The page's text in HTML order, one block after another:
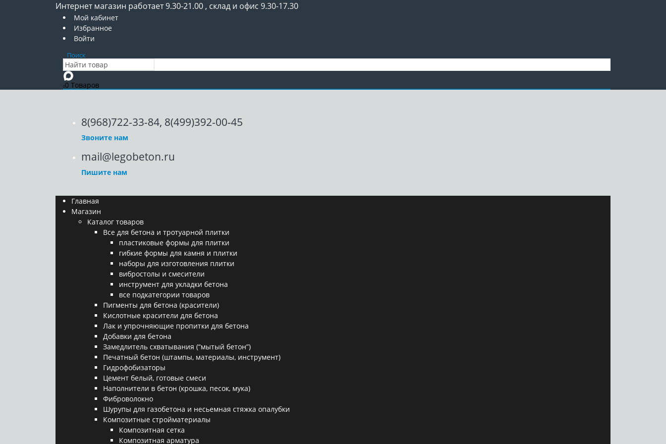
Интернет магазин работает 9.30-21.00 , склад и офис 9.30-17.30
Мой кабинет
Избранное
Войти
Поиск
00 Товаров
8(968)722-33-84, 8(499)392-00-45
Звоните нам
mail@legobeton.ru
Пишите нам
Главная
Магазин
Каталог товаров
Все для бетона и тротуарной плитки
пластиковые формы для плитки
гибкие формы для камня и плитки
наборы для изготовления плитки
вибростолы и смесители
инструмент для укладки бетона
все подкатегории товаров
Пигменты для бетона (красители)
Кислотные красители для бетона
Лак и упрочняющие пропитки для бетона
Добавки для бетона
Замедлитель схватывания (“мытый бетон”)
Печатный бетон (штампы, материалы, инструмент)
Гидрофобизаторы
Цемент белый, готовые смеси
Наполнители в бетон (крошка, песок, мука)
Фиброволокно
Шурупы для газобетона и несьемная стяжка опалубки
Композитные стройматериалы
Композитная сетка
Композитная арматура